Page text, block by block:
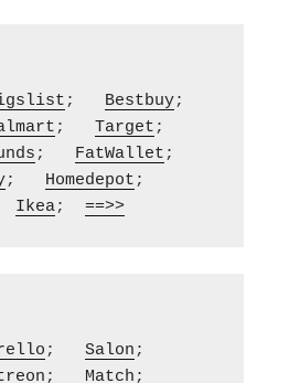
; Bestbuy;
; Target;
; FatWallet;
; Homedepot;
Ikea; ==>>
; Salon;
; Match;